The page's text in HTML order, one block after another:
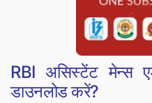
RBI असिस्टेंट मेन्स
डाउनलोड करें?